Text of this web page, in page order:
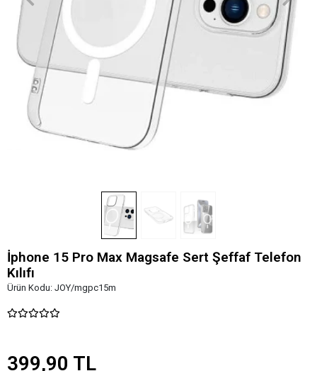
İphone 15 Pro Max Magsafe Sert Şeffaf Telefon
Kılıfı
Ürün Kodu: JOY/mgpc15m
399,90 TL